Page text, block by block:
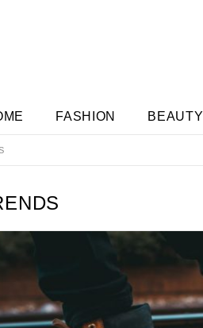
FASHION BEAUTY